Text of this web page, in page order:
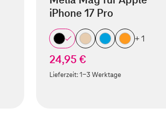
iPhone 17 Pro
+ 1
24,95 €
Lieferzeit:1-3 Werktage